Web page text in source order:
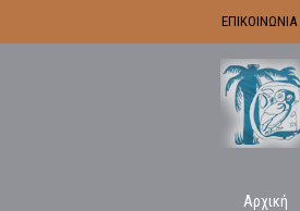
ΕΠΙΚΟΙΝΩΝΙΑ
Αρχική